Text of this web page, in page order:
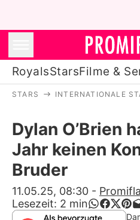
RoyalsStarsFilme &
Filme &
Familie
STARS INTERNATIONALE
Dylan O’Brien
Jahr keinen
Bruder
11.05.25, 08:30 -
Lesezeit: 2 min